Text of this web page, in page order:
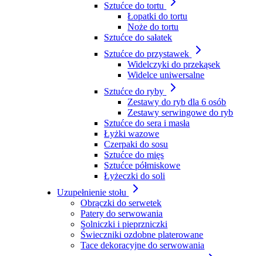
Sztućce do tortu
Łopatki do tortu
Noże do tortu
Sztućce do sałatek
Sztućce do przystawek
Widelczyki do przekąsek
Widelce uniwersalne
Sztućce do ryby
Zestawy do ryb dla 6 osób
Zestawy serwingowe do ryb
Sztućce do sera i masła
Łyżki wazowe
Czerpaki do sosu
Sztućce do mięs
Sztućce półmiskowe
Łyżeczki do soli
Uzupełnienie stołu
Obrączki do serwetek
Patery do serwowania
Solniczki i pieprzniczki
Świeczniki ozdobne platerowane
Tace dekoracyjne do serwowania